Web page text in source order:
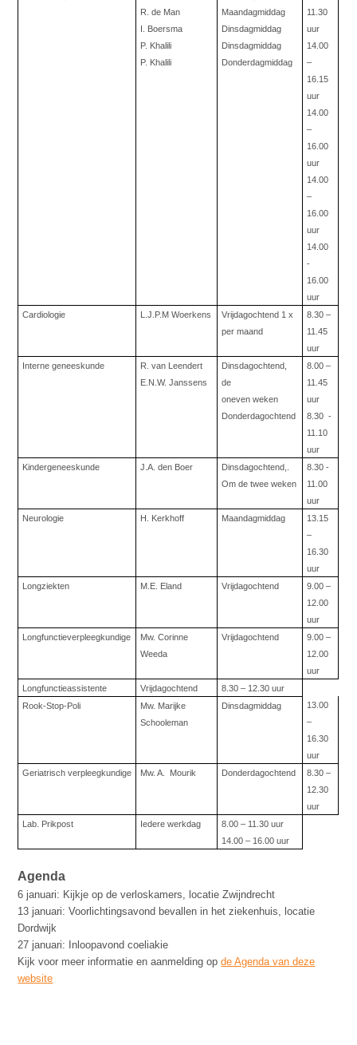
R. de Man
I. Boersma
P. Khalili
P. Khalili
Maandagmiddag
Dinsdagmiddag
Dinsdagmiddag
Donderdagmiddag
11.30
uur
14.00
–
16.15
uur
14.00
–
16.00
uur
14.00
–
16.00
uur
14.00
-
16.00
uur
Cardiologie
L.J.P.M Woerkens
Vrijdagochtend 1 x
per maand
8.30 –
11.45
uur
Interne geneeskunde
R. van Leendert
E.N.W. Janssens
Dinsdagochtend,
de
oneven weken
Donderdagochtend
8.00 –
11.45
uur
8.30 -
11.10
uur
Kindergeneeskunde
J.A. den Boer
Dinsdagochtend,.
Om de twee weken
8.30 -
11.00
uur
Neurologie
H. Kerkhoff Maandagmiddag
13.15
–
16.30
uur
Longziekten
M.E. Eland Vrijdagochtend
9.00 –
12.00
uur
Longfunctieverpleegkundige
Mw. Corinne
Weeda
Vrijdagochtend
9.00 –
12.00
uur
Longfunctieassistente
Vrijdagochtend
8.30 – 12.30 uur
Rook-Stop-Poli
Mw. Marijke
Schooleman
Dinsdagmiddag
13.00
–
16.30
uur
Geriatrisch verpleegkundige
Mw. A. Mourik Donderdagochtend
8.30 –
12.30
uur
Lab. Prikpost
Iedere werkdag
8.00 – 11.30 uur
14.00 – 16.00 uur
Agenda
6 januari: Kijkje op de verloskamers, locatie Zwijndrecht
13 januari: Voorlichtingsavond bevallen in het ziekenhuis, locatie
Dordwijk
27 januari: Inloopavond coeliakie
Kijk voor meer informatie en aanmelding opde Agenda van deze
website